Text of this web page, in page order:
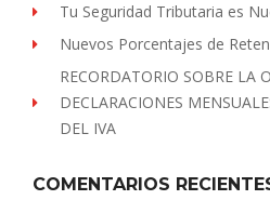
Tu Seguridad Tributaria es
Nuevos Porcentajes de
RECORDATORIO SOBRE LA
DECLARACIONES
DEL IVA
COMENTARIOS